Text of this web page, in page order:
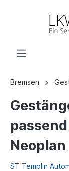
Bremsen
Neoplan
ST Templin